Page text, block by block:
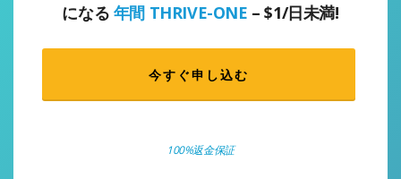
になる 年間 THRIVE-ONE – $1/日未満!
今すぐ申し込む
100%返金保証